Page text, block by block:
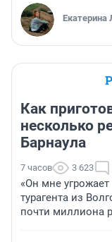
Екатерина
Как
несколько
Барнаула
7 часов 3 623
«Он мне
турагента из
почти миллиона